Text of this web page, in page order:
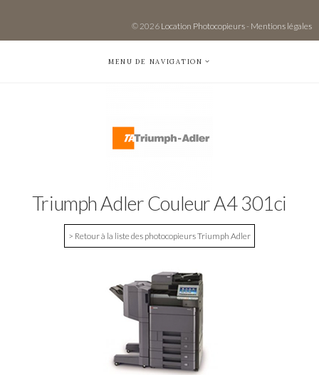
© 2026 Location Photocopieurs- Mentions légales
MENU DE NAVIGATION
Triumph Adler Couleur A4 301ci
> Retour à la liste des photocopieurs Triumph Adler